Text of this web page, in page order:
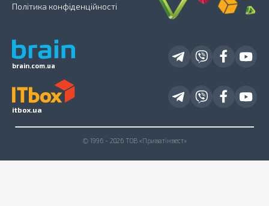
brain.com.ua
Політика конфіденційності
itbox.ua
© 1996 - 2026 ТОВ «Приватінвест»